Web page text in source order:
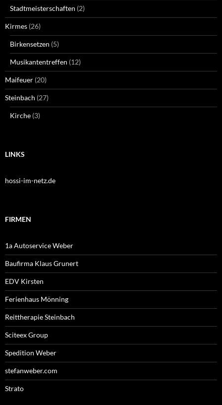
Stadtmeisterschaften (2)
Kirmes (26)
Birkensetzen (5)
Musikantentreffen (12)
Maifeuer (20)
Steinbach (27)
Kirche (3)
LINKS
hossi-im-netz.de
FIRMEN
1a Autoservice Weber
Baufirma Klaus Grunert
EDV Kirsten
Ferienhaus Mönning
Reittherapie Steinbach
Sciteex Group
Spedition Weber
stefanweber.com
Strato